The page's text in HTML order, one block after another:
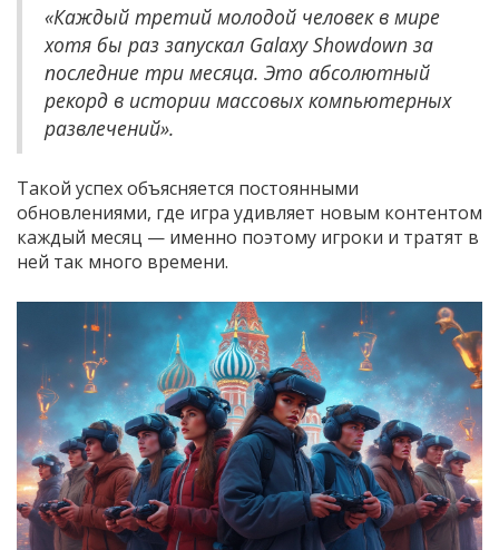
«Каждый третий молодой человек в мире
хотя бы раз запускал Galaxy Showdown за
последние три месяца. Это абсолютный
рекорд в истории массовых компьютерных
развлечений».
Такой успех объясняется постоянными
обновлениями, где игра удивляет новым контентом
каждый месяц — именно поэтому игроки и тратят в
ней так много времени.